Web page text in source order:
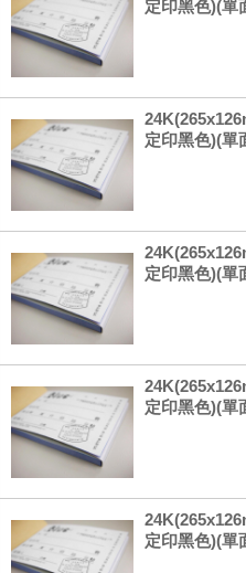
定印黑色)(單
定印黑色)(單
定印黑色)(單
定印黑色)(單
定印黑色)(單